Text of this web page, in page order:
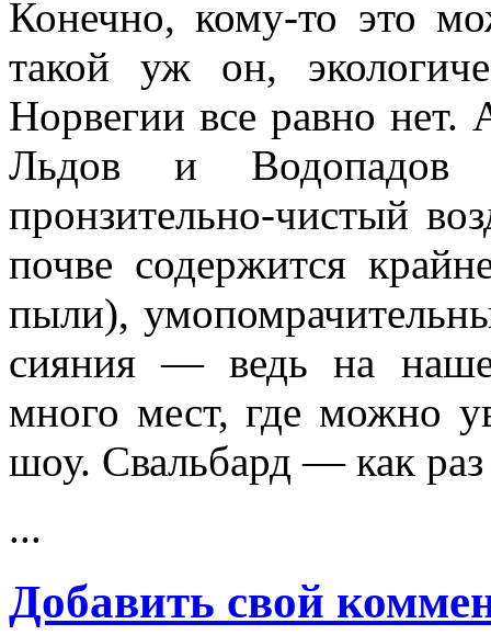
Конечно, кому-то это
такой уж он,
Норвегии все равно
Льдов и
пронзительно-чистый
почве содержится
пыли),
сияния — ведь на
много мест, где можно
шоу. Свальбард — как
...
Добавить свой